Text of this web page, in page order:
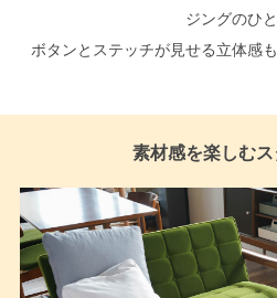
ジングのひと
ボタンとステッチが見せる立体感
素材感を楽しむ